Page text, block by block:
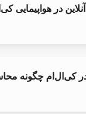
در هواپیمایی
در کی‌ال‌ام چگونه